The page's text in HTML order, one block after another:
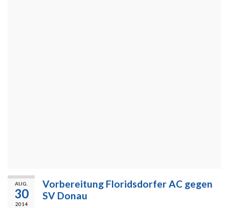
AUG.
30
2014
Vorbereitung Floridsdorfer AC gegen
SV Donau